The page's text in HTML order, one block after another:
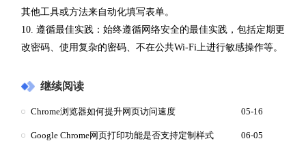
其他工具或方法来自动化填写表单。
10. 遵循最佳实践：始终遵循网络安全的最佳实践，包括定期更
改密码、使用复杂的密码、不在公共Wi-Fi上进行敏感操作等。
继续阅读
Chrome浏览器如何提升网页访问速度 05-16
Google Chrome网页打印功能是否支持定制样式 06-05